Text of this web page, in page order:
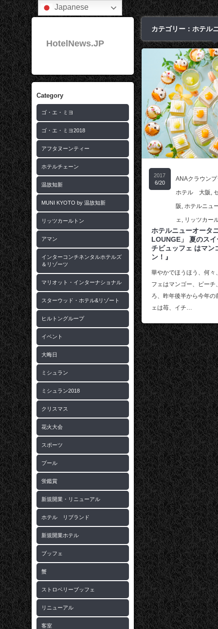
HotelNews.JP
Category
ゴ・エ・ミヨ
ゴ・エ・ミヨ2018
アフタヌーンティー
ホテルチェーン
温故知新
MUNI KYOTO by 温故知新
リッツカールトン
アマン
インターコンチネンタルホテルズ
＆リゾーツ
マリオット・インターナショナル
スターウッド・ホテル&リゾート
ヒルトングループ
イベント
大晦日
ミシュラン
ミシュラン2018
クリスマス
花火大会
スポーツ
プール
蛍鑑賞
新規開業・リニューアル
ホテル リブランド
新規開業ホテル
ブッフェ
蟹
ストロベリーブッフェ
リニューアル
客室
カテゴリー：ホテル
2017
6/20
ANAクラウン
ホテル 大阪 ,
阪 , ホテルニュ
ェ, リッツカー
ホテルニューオータ
LOUNGE」 夏のス
チビュッフェ はマン
ン！』
華やかでほうほう、何々
フェはマンゴー、ピーチ
ろ、昨年後半から今年
ェは苺、イチ…
Japanese